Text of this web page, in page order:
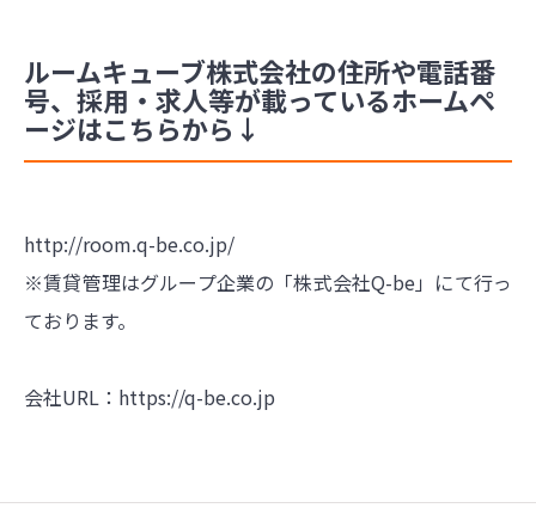
ルームキューブ株式会社の住所や電話番
号、採用・求人等が載っているホームペ
ージはこちらから↓
http://room.q-be.co.jp/
※賃貸管理はグループ企業の「株式会社Q-be」にて行っ
ております。
会社URL： https://q-be.co.jp